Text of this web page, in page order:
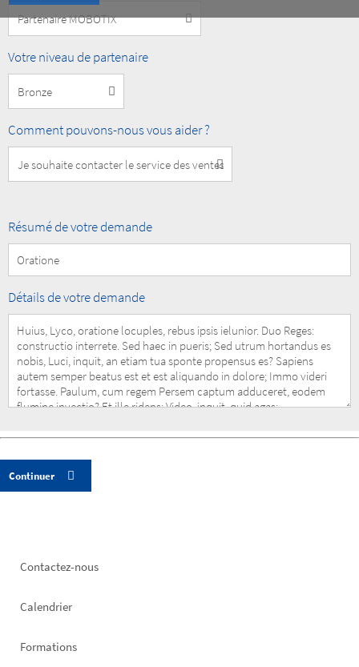
Customer
Type
Niveau
Votre niveau de partenaire
How
help
you?
Comment pouvons-nous vous aider ?
Summary
Request
Résumé de votre demande
Details
Request
Détails de votre demande
Footer
Contactez-nous
Calendrier
Formations